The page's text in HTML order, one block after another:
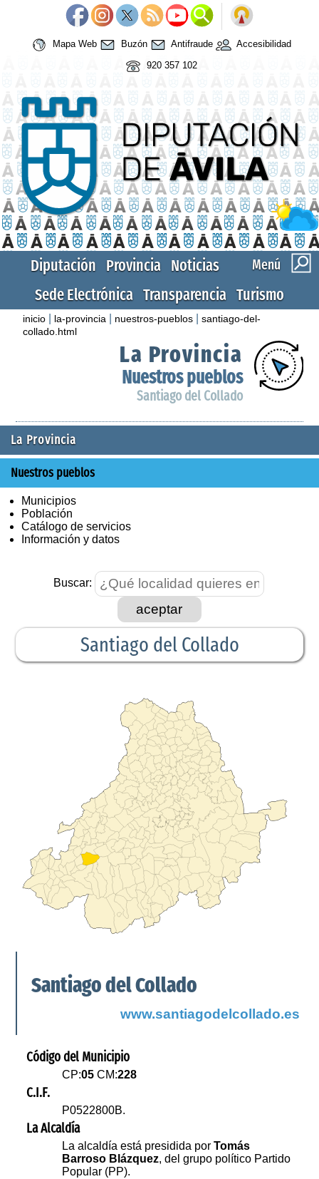
Mapa Web Buzón Antifraude
Accesibilidad
920 357 102
Menú
Diputación Provincia Noticias
Sede Electrónica Transparencia Turismo
inicio la-provincia nuestros-pueblos |santiago-del-
collado.html
La Provincia
Nuestros pueblos
Santiago del Collado
La Provincia
Nuestros pueblos
Municipios
Población
Catálogo de servicios
Información y datos
Buscar:
aceptar
Santiago del Collado
Santiago del Collado
www.santiagodelcollado.es
Código del Municipio
CP:05 CM:228
C.I.F.
P0522800B.
La Alcaldía
La alcaldía está presidida porTomás
Barroso Blázquez, del grupo político Partido
Popular (PP).